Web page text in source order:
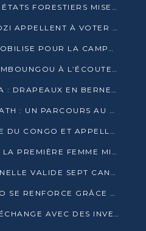
BASSIN DU CONGO : LES ÉTATS FORESTIERS MISENT SUR LES MARCHÉS CARBONE
LES SAGES DE MOUYONDZI APPELLENT À VOTER DENIS SASSOU-NGUESSO
LE CLUB 2002-PUR SE MOBILISE POUR LA CAMPAGNE
JOSEPH KIGNOUMBI KIA MBOUNGOU À L’ÉCOUTE DE TALANGAÏ
DÉCÈS DE FIRMIN AYESSA : DRAPEAUX EN BERNE LUNDI
PR. AIMÉ CHRISTIAN KAYATH : UN PARCOURS AU SERVICE DE LA RECHERCHE ET DE L’INNOVATION
L’OMS SALUE LA RIPOSTE DU CONGO ET APPELLE À DES RÉFORMES DURABLES
HOMMAGES OFFICIELS À LA PREMIÈRE FEMME MINISTRE DU CONGO
LA COUR CONSTITUTIONNELLE VALIDE SEPT CANDIDATURES POUR LA PRÉSIDENTIELLE
CONNECTIVITÉ LE CONGO SE RENFORCE GRÂCE AU CÂBLE 2AFRICA
SÉNAT : PIERRE NGOLO ÉCHANGE AVEC DES INVESTISSEURS DU NUMÉRIQUE